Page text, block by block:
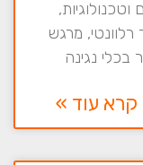
מרגש
בכלי נגינה
קרא עוד »